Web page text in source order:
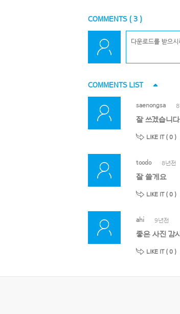
COMMENTS ( 3 )
COMMENTS LIST
saenongsa
잘 쓰겠습니
LIKE IT ( 0 )
toodo 8년전
잘 쓸게요
LIKE IT ( 0 )
ahi 9년전
좋은 사진 감
LIKE IT ( 0 )